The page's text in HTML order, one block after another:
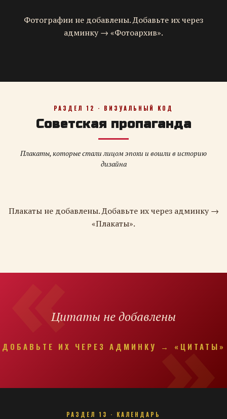
Фотографии не добавлены. Добавьте их через
админку → «Фотоархив».
РАЗДЕЛ 12 · ВИЗУАЛЬНЫЙ КОД
Советская пропаганда
Плакаты, которые стали лицом эпохи и вошли в историю
дизайна
Плакаты не добавлены. Добавьте их через админку →
«Плакаты».
Цитаты не добавлены
ДОБАВЬТЕ ИХ ЧЕРЕЗ АДМИНКУ → «ЦИТАТЫ»
РАЗДЕЛ 13 · КАЛЕНДАРЬ